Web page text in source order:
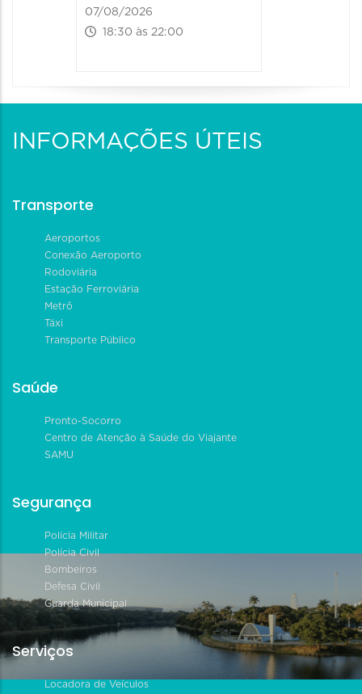
07/08/2026
18:30 às 22:00
INFORMAÇÕES ÚTEIS
Transporte
Aeroportos
Conexão Aeroporto
Rodoviária
Estação Ferroviária
Metrô
Táxi
Transporte Público
Saúde
Pronto-Socorro
Centro de Atenção à Saúde do Viajante
SAMU
Segurança
Polícia Militar
Polícia Civil
Bombeiros
Defesa Civil
Guarda Municipal
Serviços
Locadora de Veículos